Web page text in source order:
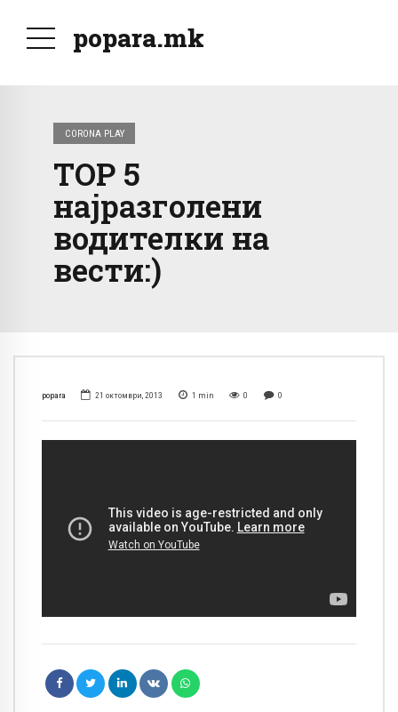
popara.mk
CORONA PLAY
TOP 5
најразголени
водителки на
вести:)
popara 21 октомври, 2013 1 min 0 0